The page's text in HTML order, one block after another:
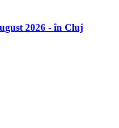
2026 - în Cluj